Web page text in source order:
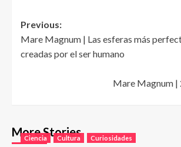
Post
navigation
Previous:
Mare Magnum | Las esferas más
creadas por el ser humano
Mare Magnum
More Stories
Ciencia Cultura Curiosidades